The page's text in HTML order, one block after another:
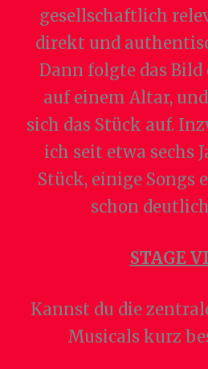
gesellschaftlich
direkt und
Dann folgte das Bild
auf einem Altar,
sich das Stück auf.
ich seit etwa sechs
Stück, einige Songs
schon
STAGE
Kannst du die
Musicals kurz